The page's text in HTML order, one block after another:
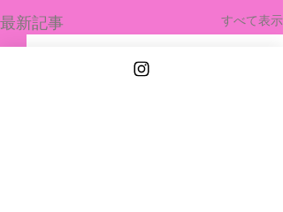
最新記事 すべて表示